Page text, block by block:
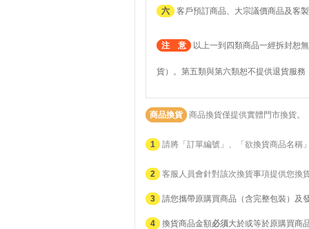
六 客戶預訂商品、大宗議價商品及客
注 意 以上一到四類商品一經拆封恕
貨）。第五類與第六類恕不提供退貨服
商品換貨 商品換貨僅提供實體門市換貨。
1 請將「訂單編號」、「欲換貨商品名稱
2 客服人員會針對該次換貨事項提供您換
3 請您攜帶原購買商品（含完整包裝）及
4 換貨商品金額必須大於或等於原購買商